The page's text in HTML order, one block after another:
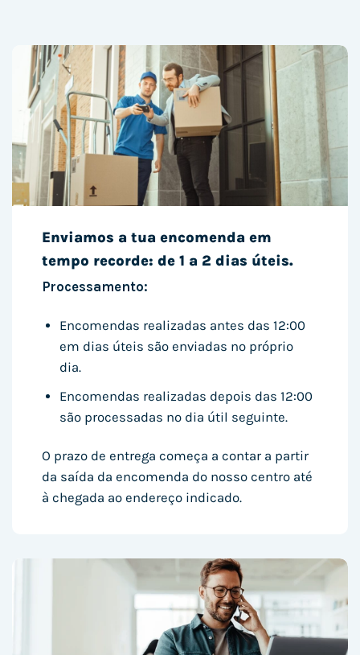
Enviamos a tua encomenda em
tempo recorde: de 1 a 2 dias úteis.
Processamento:
Encomendas realizadas antes das 12:00
em dias úteis são enviadas no próprio
dia.
Encomendas realizadas depois das 12:00
são processadas no dia útil seguinte.
O prazo de entrega começa a contar a partir
da saída da encomenda do nosso centro até
à chegada ao endereço indicado.